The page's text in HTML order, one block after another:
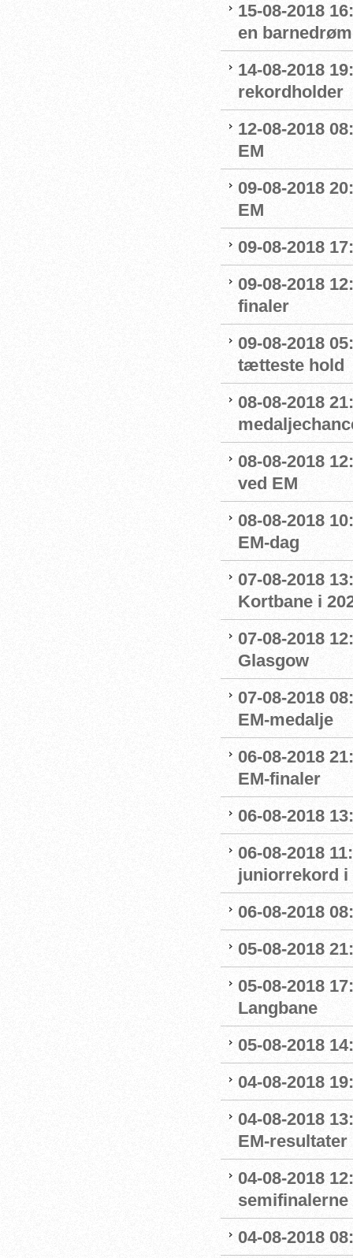
15-08-2018
en barnedrøm
14-08-2018
rekordholder
12-08-2018
EM
09-08-2018
EM
09-08-2018
09-08-2018
finaler
09-08-2018
tætteste hold
08-08-2018
08-08-2018
ved EM
08-08-2018
EM-dag
07-08-2018
Kortbane i
07-08-2018
Glasgow
07-08-2018
EM-medalje
06-08-2018
EM-finaler
06-08-2018
06-08-2018
juniorrekord i
06-08-2018
05-08-2018
05-08-2018
Langbane
05-08-2018
04-08-2018
04-08-2018
EM-resultater
04-08-2018
semifinalerne
04-08-2018